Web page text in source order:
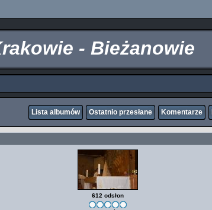
- Bieżanowie
Lista albumów Ostatnio przesłane Komentarze
612 odsłon